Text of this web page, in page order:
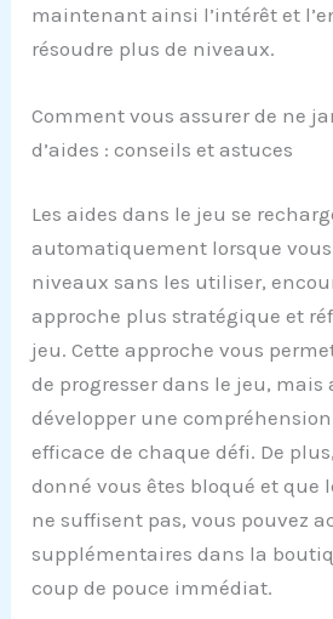
maintenant ainsi l’intérêt et
résoudre plus de niveaux.
Comment vous assurer de ne
d’aides : conseils et astuces
Les aides dans le jeu se
automatiquement lorsque
niveaux sans les utiliser,
approche plus stratégique et
jeu. Cette approche vous
de progresser dans le jeu, mais
développer une
efficace de chaque défi. De
donné vous êtes bloqué et que
ne suffisent pas, vous pouvez
supplémentaires dans la
coup de pouce immédiat.